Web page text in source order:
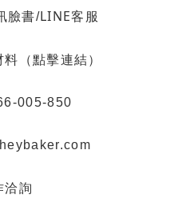
臉書/LINE客服
（點擊連結）
005-850
洽詢